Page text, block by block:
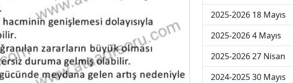
2025-2026 18 Mayıs
2025-2026 4 Mayıs
2025-2026 27 Nisan
2024-2025 30 Mayıs